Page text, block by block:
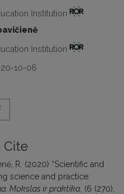
Institution
Institution
10-06
Cite
R. (2020) “Scientific and
science and practice:
Mokslas ir praktika, (6 (270),